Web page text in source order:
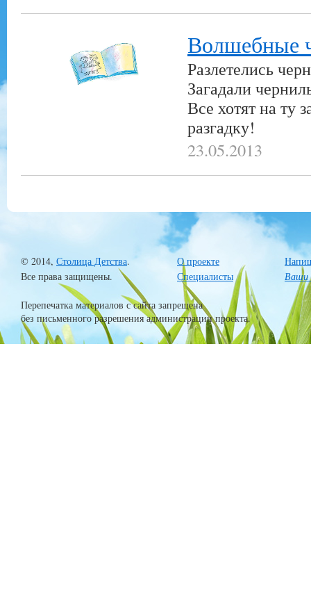
Волшебные
Разлетелись
Загадали
Все хотят на ту
разгадку!
23.05.2013
© 2014, Столица Детства.
Все права защищены.
О проекте
Специалисты
Ваши
Перепечатка материалов с сайта запрещена
без письменного разрешения администрации проекта.